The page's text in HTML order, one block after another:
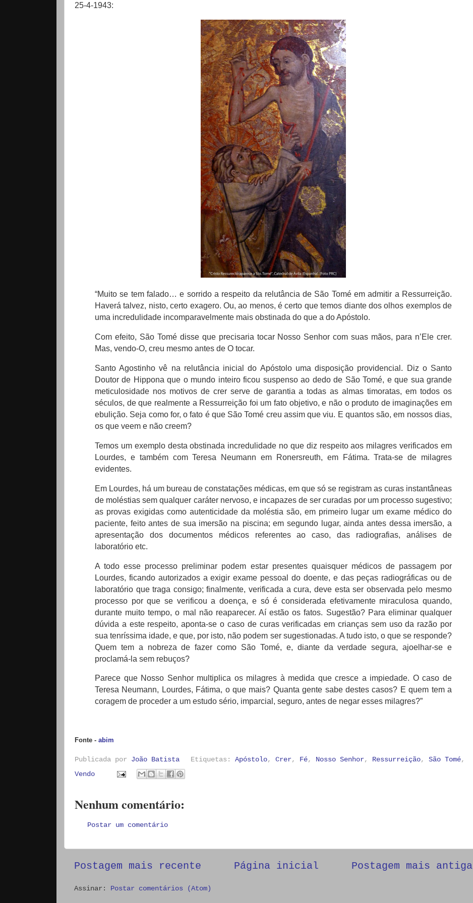
25-4-1943:
“Muito se tem falado… e sorrido a respeito da relutância de São Tomé em admitir a Ressurreição.
Haverá talvez, nisto, certo exagero. Ou, ao menos, é certo que temos diante dos olhos exemplos de
uma incredulidade incomparavelmente mais obstinada do que a do Apóstolo.
Com efeito, São Tomé disse que precisaria tocar Nosso Senhor com suas mãos, para n’Ele crer.
Mas, vendo-O, creu mesmo antes de O tocar.
Santo Agostinho vê na relutância inicial do Apóstolo uma disposição providencial. Diz o Santo
Doutor de Hippona que o mundo inteiro ficou suspenso ao dedo de São Tomé, e que sua grande
meticulosidade nos motivos de crer serve de garantia a todas as almas timoratas, em todos os
séculos, de que realmente a Ressurreição foi um fato objetivo, e não o produto de imaginações em
ebulição. Seja como for, o fato é que São Tomé creu assim que viu. E quantos são, em nossos dias,
os que veem e não creem?
Temos um exemplo desta obstinada incredulidade no que diz respeito aos milagres verificados em
Lourdes, e também com Teresa Neumann em Ronersreuth, em Fátima. Trata-se de milagres
evidentes.
Em Lourdes, há um bureau de constatações médicas, em que só se registram as curas instantâneas
de moléstias sem qualquer caráter nervoso, e incapazes de ser curadas por um processo sugestivo;
as provas exigidas como autenticidade da moléstia são, em primeiro lugar um exame médico do
paciente, feito antes de sua imersão na piscina; em segundo lugar, ainda antes dessa imersão, a
apresentação dos documentos médicos referentes ao caso, das radiografias, análises de
laboratório etc.
A todo esse processo preliminar podem estar presentes quaisquer médicos de passagem por
Lourdes, ficando autorizados a exigir exame pessoal do doente, e das peças radiográficas ou de
laboratório que traga consigo; finalmente, verificada a cura, deve esta ser observada pelo mesmo
processo por que se verificou a doença, e só é considerada efetivamente miraculosa quando,
durante muito tempo, o mal não reaparecer. Aí estão os fatos. Sugestão? Para eliminar qualquer
dúvida a este respeito, aponta-se o caso de curas verificadas em crianças sem uso da razão por
sua tenríssima idade, e que, por isto, não podem ser sugestionadas. A tudo isto, o que se responde?
Quem tem a nobreza de fazer como São Tomé, e, diante da verdade segura, ajoelhar-se e
proclamá-la sem rebuços?
Parece que Nosso Senhor multiplica os milagres à medida que cresce a impiedade. O caso de
Teresa Neumann, Lourdes, Fátima, o que mais? Quanta gente sabe destes casos? E quem tem a
coragem de proceder a um estudo sério, imparcial, seguro, antes de negar esses milagres?”
Fonte - abim
Publicada por João Batista Etiquetas:Apóstolo,Crer, Fé, Nosso Senhor, Ressurreição,São Tomé,
Vendo
Nenhum comentário:
Postar um comentário
Postagem mais recente Postagem mais antiga
Página inicial
Assinar: Postar comentários (Atom)